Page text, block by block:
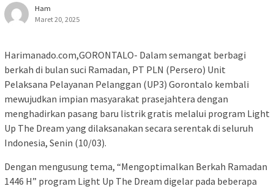
Ham
Maret 20, 2025
Harimanado.com,GORONTALO- Dalam semangat berbagi
berkah di bulan suci Ramadan, PT PLN (Persero) Unit
Pelaksana Pelayanan Pelanggan (UP3) Gorontalo kembali
mewujudkan impian masyarakat prasejahtera dengan
menghadirkan pasang baru listrik gratis melalui program Light
Up The Dream yang dilaksanakan secara serentak di seluruh
Indonesia, Senin (10/03).
Dengan mengusung tema, “Mengoptimalkan Berkah Ramadan
1446 H” program Light Up The Dream digelar pada beberapa